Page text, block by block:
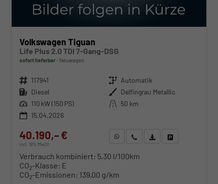
Volkswagen Tiguan
Life Plus 2.0 TDI 7-Gang-DSG
sofort lieferbar Neuwagen
Fahrzeugnr. 117941 Getriebe Automatik
Kraftstoff Diesel Außenfarbe Delfingrau Metallic
Leistung 110 kW (150 PS) Kilometerstand 50 km
15.04.2026
40.190,– €
incl. 19% MwSt.
WhatsApp anfragen
Wir rufen Sie anFahrzeugexposé (PDF)
Verbrauch kombiniert: 5,30 l/100km
CO2-Klasse: E
CO2-Emissionen: 139,00 g/km